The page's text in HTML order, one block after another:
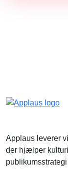
Applaus leverer
der hjælper